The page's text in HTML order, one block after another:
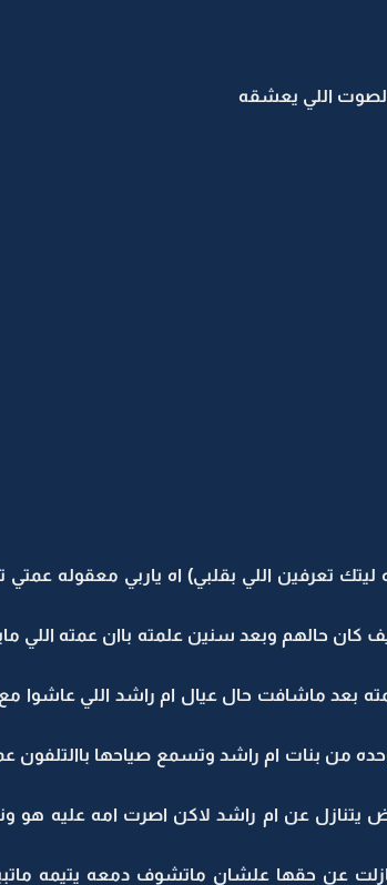
اللي يعشقه
تعرفين اللي بقلبي) اه ياربي معقوله
كان حالهم وبعد سنين علمته باان عمته اللي
بعد ماشافت حال عيال ام راشد اللي عاشوا
من بنات ام راشد وتسمع صياحها باالتلفون
عن ام راشد لاكن اصرت امه عليه هو
عن حقها علشان ماتشوف دمعه يتيمه